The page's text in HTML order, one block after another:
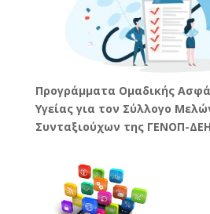
Προγράμματα Ομαδικής
Υγείας για τον Σύλλογο
Συνταξιούχων της ΓΕΝΟΠ-ΔΕΗ